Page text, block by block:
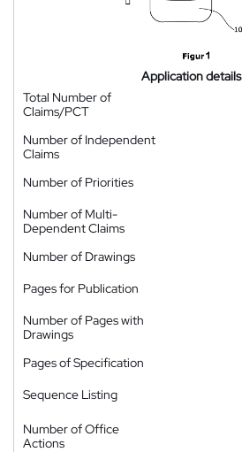
Application details
Total Number of
Claims/PCT
Number of Independent
Claims
Number of Priorities
Number of Multi-
Dependent Claims
Number of Drawings
Pages for Publication
Number of Pages with
Drawings
Pages of Specification
Sequence Listing
Number of Office
Actions